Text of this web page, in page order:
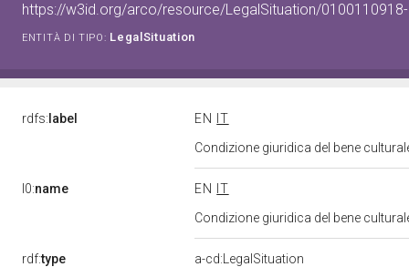
https://w3id.org/arco/resource/LegalSituation/
ENTITÀ DI TIPO: LegalSituation
rdfs: label EN
IT
Condizione giuridica del bene
l0:name EN
IT
Condizione giuridica del bene
rdf:type
a-cd:LegalSituation